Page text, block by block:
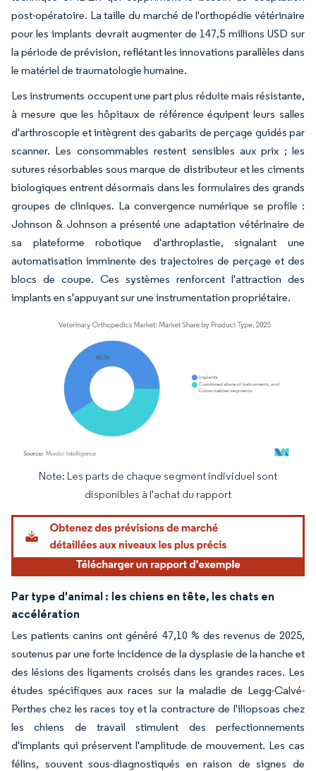
post-opératoire. La taille du marché de l'orthopédie vétérinaire
pour les implants devrait augmenter de 147,5 millions USD sur
la période de prévision, reflétant les innovations parallèles dans
le matériel de traumatologie humaine.
Les instruments occupent une part plus réduite mais résistante,
à mesure que les hôpitaux de référence équipent leurs salles
d'arthroscopie et intègrent des gabarits de perçage guidés par
scanner. Les consommables restent sensibles aux prix ; les
sutures résorbables sous marque de distributeur et les ciments
biologiques entrent désormais dans les formulaires des grands
groupes de cliniques. La convergence numérique se profile :
Johnson & Johnson a présenté une adaptation vétérinaire de
sa plateforme robotique d'arthroplastie, signalant une
automatisation imminente des trajectoires de perçage et des
blocs de coupe. Ces systèmes renforcent l'attraction des
implants en s'appuyant sur une instrumentation propriétaire.
Image © Mordor Intelligence. La réutilisation nécessite une attribution sous CC BY
Note: Les parts de chaque segment individuel sont
disponibles à l'achat du rapport
Par type d'animal : les chiens en tête, les chats en
accélération
Les patients canins ont généré 47,10 % des revenus de 2025,
soutenus par une forte incidence de la dysplasie de la hanche et
des lésions des ligaments croisés dans les grandes races. Les
études spécifiques aux races sur la maladie de Legg-Calvé-
Perthes chez les races toy et la contracture de l'iliopsoas chez
les chiens de travail stimulent des perfectionnements
d'implants qui préservent l'amplitude de mouvement. Les cas
félins, souvent sous-diagnostiqués en raison de signes de